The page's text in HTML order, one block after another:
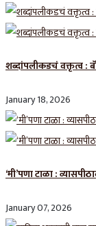
शब्दांपलीकडचं वक्तृत्व :
January 18, 2026
‘मी’पणा टाळा :
January 07, 2026